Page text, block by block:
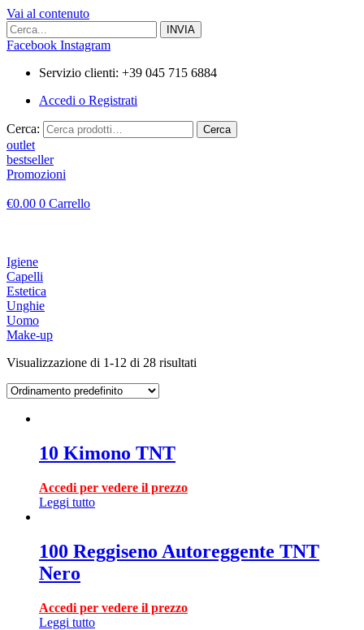
Vai al contenuto
Facebook Instagram
Servizio clienti: +39 045 715 6884
Accedi o Registrati
Cerca: Cerca
outlet
bestseller
Promozioni
€0.00 0 Carrello
Igiene
Capelli
Estetica
Unghie
Uomo
Make-up
Visualizzazione di 1-12 di 28 risultati
10 Kimono TNT
Accedi per vedere il prezzo
Leggi tutto
100 Reggiseno Autoreggente TNT
Nero
Accedi per vedere il prezzo
Leggi tutto